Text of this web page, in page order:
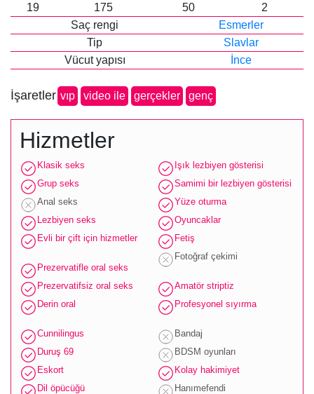
19
175 50
2
Saç rengi
Esmerler
Tip
Slavlar
Vücut yapısı
İnce
İşaretler vip video ile gerçekler genç
Hizmetler
Klasik seks
Grup seks
Anal seks
Lezbiyen seks
Evli bir çift için hizmetler
Prezervatifle oral seks
Prezervatifsiz oral seks
Derin oral
Cunnilingus
Duruş 69
Eskort
Dil öpücüğü
Işık lezbiyen gösterisi
Samimi bir lezbiyen gösterisi
Yüze oturma
Oyuncaklar
Fetiş
Fotoğraf çekimi
Amatör striptiz
Profesyonel sıyırma
Bandaj
BDSM oyunları
Kolay hakimiyet
Hanımefendi